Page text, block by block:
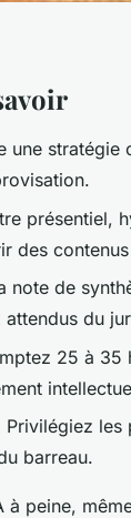
une
présentiel,
des contenus
note de
du
25 à 35
Privilégiez les
barreau.
à peine,